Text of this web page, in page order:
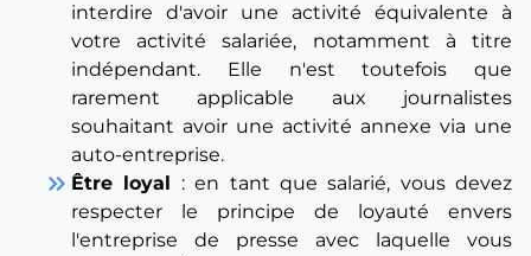
interdire d'avoir une activité équivalente à
votre activité salariée, notamment à titre
indépendant. Elle n'est toutefois que
rarement applicable aux journalistes
souhaitant avoir une activité annexe via une
auto-entreprise.
keyboard_double_arrow_right Être loyal
: en tant que salarié, vous devez
respecter le principe de loyauté envers
l'entreprise de presse avec laquelle vous